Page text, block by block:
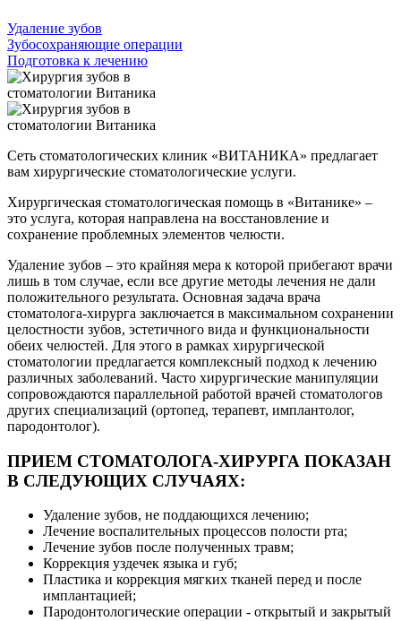
звонок
Удаление зубов
Зубосохраняющие операции
Подготовка к лечению
Сеть стоматологических клиник «ВИТАНИКА» предлагает
вам хирургические стоматологические услуги.
Хирургическая стоматологическая помощь в «Витанике» –
это услуга, которая направлена на восстановление и
сохранение проблемных элементов челюсти.
Удаление зубов – это крайняя мера к которой прибегают врачи
лишь в том случае, если все другие методы лечения не дали
положительного результата. Основная задача врача
стоматолога-хирурга заключается в максимальном сохранении
целостности зубов, эстетичного вида и функциональности
обеих челюстей. Для этого в рамках хирургической
стоматологии предлагается комплексный подход к лечению
различных заболеваний. Часто хирургические манипуляции
сопровождаются параллельной работой врачей стоматологов
других специализаций (ортопед, терапевт, имплантолог,
пародонтолог).
ПРИЕМ СТОМАТОЛОГА-ХИРУРГА ПОКАЗАН
В СЛЕДУЮЩИХ СЛУЧАЯХ:
Удаление зубов, не поддающихся лечению;
Лечение воспалительных процессов полости рта;
Лечение зубов после полученных травм;
Коррекция уздечек языка и губ;
Пластика и коррекция мягких тканей перед и после
имплантацией;
Пародонтологические операции - открытый и закрытый